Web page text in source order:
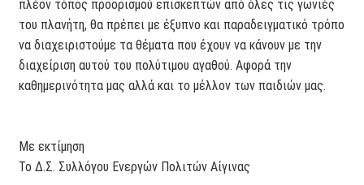
πλέον τόπος προορισμού επισκεπτών από όλες τις γωνιές
του πλανήτη, θα πρέπει με έξυπνο και παραδειγματικό τρόπο
να διαχειριστούμε τα θέματα που έχουν να κάνουν με την
διαχείριση αυτού του πολύτιμου αγαθού. Αφορά την
καθημερινότητα μας αλλά και το μέλλον των παιδιών μας.
Με εκτίμηση
Το Δ.Σ. Συλλόγου Ενεργών Πολιτών Αίγινας